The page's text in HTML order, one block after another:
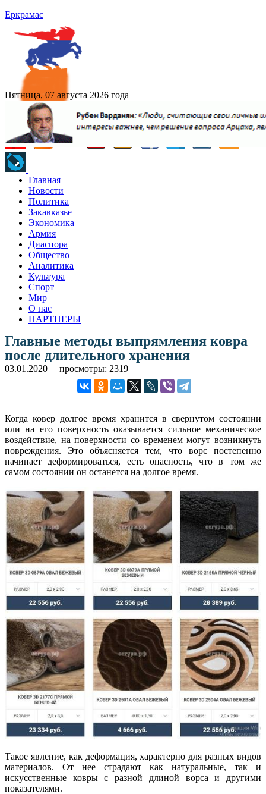
Еркрамас
Пятница, 07 августа 2026 года
Главная
Новости
Политика
Закавказье
Экономика
Армия
Диаспора
Общество
Аналитика
Культура
Спорт
Мир
О нас
ПАРТНЕРЫ
Главные методы выпрямления ковра
после длительного хранения
03.01.2020 просмотры: 2319
Когда ковер долгое время хранится в свернутом состоянии
или на его поверхность оказывается сильное механическое
воздействие, на поверхности со временем могут возникнуть
повреждения. Это объясняется тем, что ворс постепенно
начинает деформироваться, есть опасность, что в том же
самом состоянии он останется на долгое время.
Такое явление, как деформация, характерно для разных видов
материалов. От нее страдают как натуральные, так и
искусственные ковры с разной длиной ворса и другими
показателями.